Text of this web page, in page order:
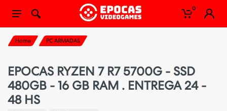
0
Home PC ARMADAS
EPOCAS RYZEN 7 R7 5700G - SSD
480GB - 16 GB RAM . ENTREGA 24 -
48 HS